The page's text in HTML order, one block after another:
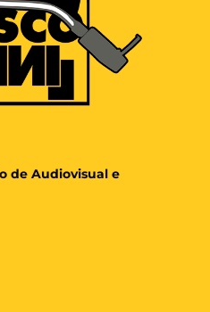
de Audiovisual e